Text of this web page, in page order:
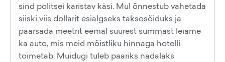
sind politsei karistav käsi. Mul õnnestub vahetada
siiski viis dollarit esialgseks taksosõiduks ja
paarsada meetrit eemal suurest summast leiame
ka auto, mis meid mõistliku hinnaga hotelli
toimetab. Muidugi tuleb paariks nädalaks